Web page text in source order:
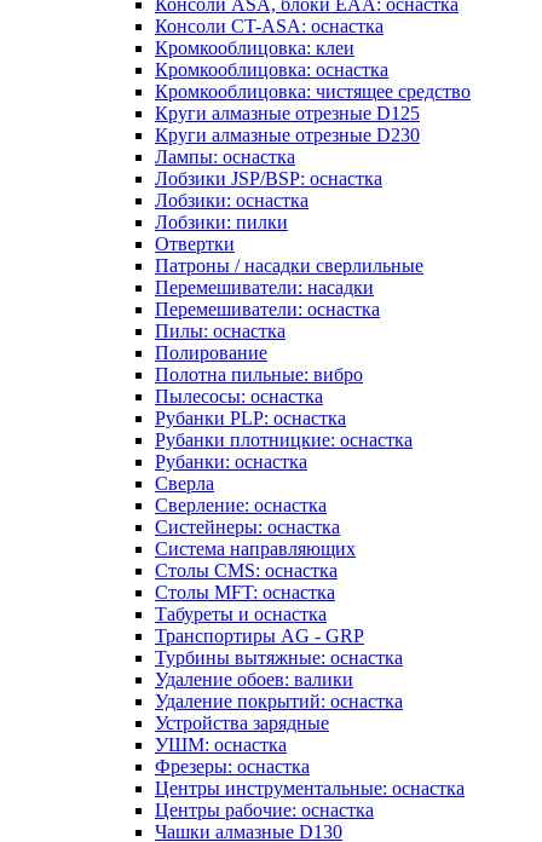
Консоли ASA, блоки EAA: оснастка
Консоли CT-ASA: оснастка
Кромкооблицовка: клеи
Кромкооблицовка: оснастка
Кромкооблицовка: чистящее средство
Круги алмазные отрезные D125
Круги алмазные отрезные D230
Лампы: оснастка
Лобзики JSP/BSP: оснастка
Лобзики: оснастка
Лобзики: пилки
Отвертки
Патроны / насадки сверлильные
Перемешиватели: насадки
Перемешиватели: оснастка
Пилы: оснастка
Полирование
Полотна пильные: вибро
Пылесосы: оснастка
Рубанки PLP: оснастка
Рубанки плотницкие: оснастка
Рубанки: оснастка
Сверла
Сверление: оснастка
Систейнеры: оснастка
Система направляющих
Столы CMS: оснастка
Столы MFT: оснастка
Табуреты и оснастка
Транспортиры AG - GRP
Турбины вытяжные: оснастка
Удаление обоев: валики
Удаление покрытий: оснастка
Устройства зарядные
УШМ: оснастка
Фрезеры: оснастка
Центры инструментальные: оснастка
Центры рабочие: оснастка
Чашки алмазные D130